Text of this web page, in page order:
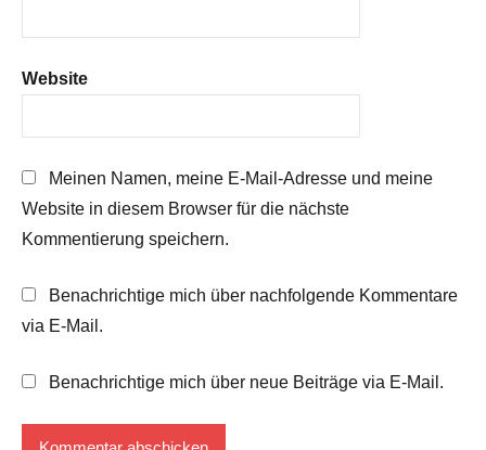
Website
Meinen Namen, meine E-Mail-Adresse und meine
Website in diesem Browser für die nächste
Kommentierung speichern.
Benachrichtige mich über nachfolgende Kommentare
via E-Mail.
Benachrichtige mich über neue Beiträge via E-Mail.